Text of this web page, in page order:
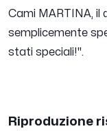
Cami MARTINA, il
semplicemente
stati speciali!".
Riproduzione